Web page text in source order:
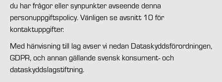
du har frågor eller synpunkter avseende denna
personuppgiftspolicy. Vänligen se avsnitt 10 för
kontaktuppgifter.
Med hänvisning till lag avser vi nedan Dataskyddsförordningen,
GDPR, och annan gällande svensk konsument- och
dataskyddslagstiftning.